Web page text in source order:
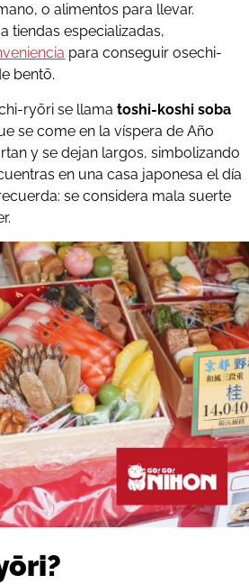
o alimentos para llevar.
tiendas especializadas,
para conseguir osechi-
bentō.
ryōri se llamatoshi-koshi soba
se come en la víspera de Año
y se dejan largos, simbolizando
en una casa japonesa el día
se considera mala suerte